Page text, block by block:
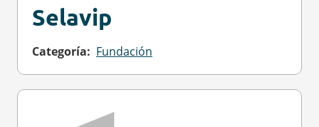
Selavip
Categoría Fundación